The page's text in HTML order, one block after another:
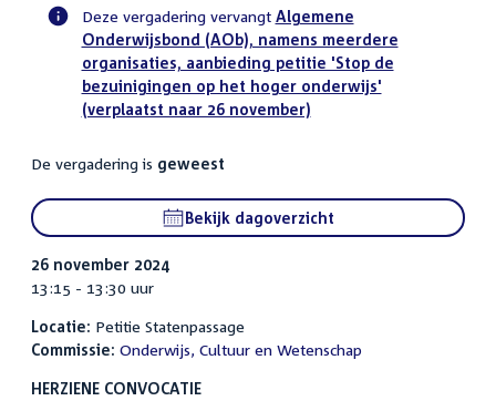
Voortgangsstatus
commissie
activiteit
Deze vergadering vervangt Algemene
Onderwijsbond (AOb), namens meerdere
organisaties, aanbieding petitie 'Stop de
bezuinigingen op het hoger onderwijs'
(verplaatst naar 26 november)
De vergadering is geweest
Bekijk dagoverzicht
26 november 2024
13:15 - 13:30 uur
Locatie: Petitie Statenpassage
Commissie: Onderwijs, Cultuur en Wetenschap
HERZIENE CONVOCATIE